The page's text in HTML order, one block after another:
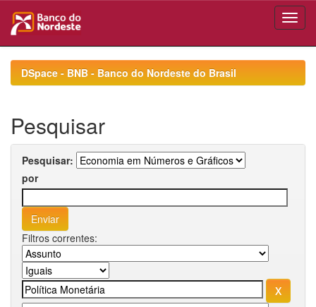
navigationDSpace - BNB - Banco do Nordeste do Brasil
Pesquisar
Pesquisar:
por
Filtros correntes: